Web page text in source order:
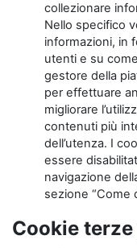
collezionare
Nello specifico
informazioni, in
utenti e su
gestore della
per effettuare
migliorare
contenuti più
dell’utenza. I
essere
navigazione
sezione “Come
Cookie